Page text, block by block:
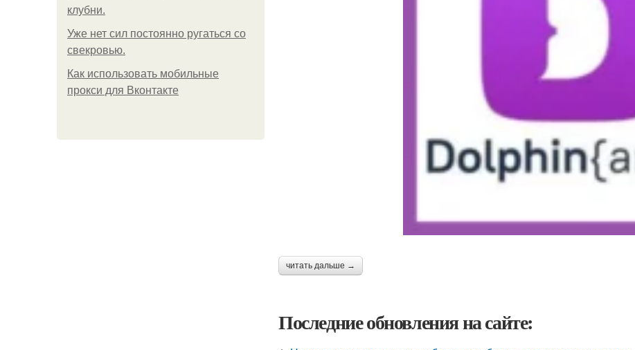
клубни.
Уже нет сил постоянно ругаться со
свекровью.
Как использовать мобильные
прокси для Вконтакте
читать дальше →
Последние обновления на сайте: